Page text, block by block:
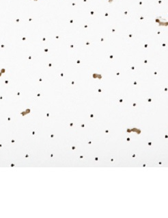
Доставка